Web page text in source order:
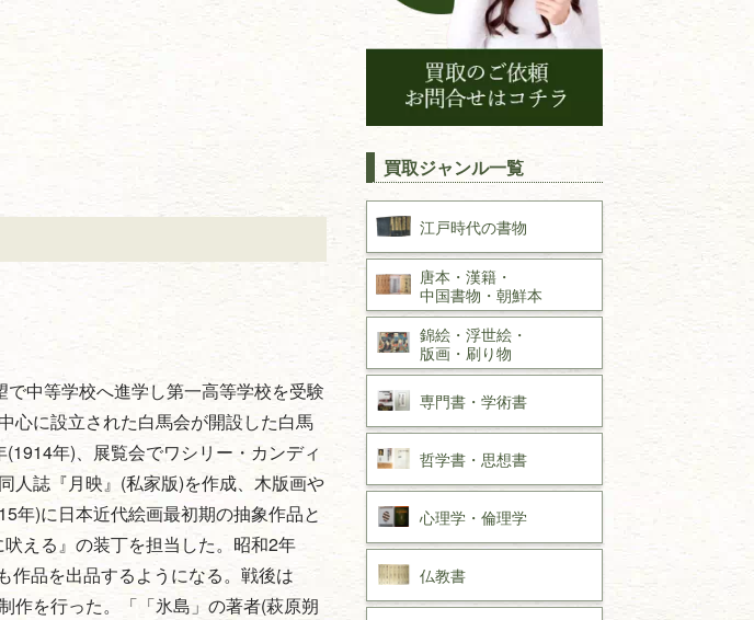
中等学校へ進学し第一高等学校を受験
心に設立された白馬会が開設した白馬
年)、展覧会でワシリー・カンディ
人誌『月映』(私家版)を作成、木版画や
年)に日本近代絵画最初期の抽象作品と
える』の装丁を担当した。昭和2年
作品を出品するようになる。戦後は
作を行った。「「氷島」の著者(萩原朔
買取ジャンル一覧
江戸時代の書物
唐本・漢籍・
中国書物・朝鮮本
錦絵・浮世絵・
版画・刷り物
専門書・ 学術書
哲学書・思想書
心理学・倫理学
仏教書